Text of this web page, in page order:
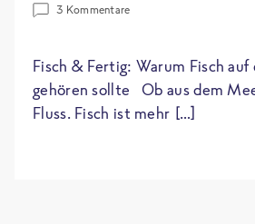
3 Kommentare
Fisch & Fertig: Warum Fisch auf
gehören sollte Ob aus dem
Fluss. Fisch ist mehr […]